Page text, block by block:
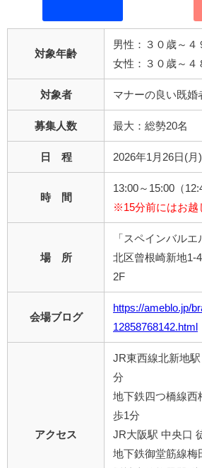
対象年齢
男性：３０歳～４
女性：３０歳～４
対象者 マナーの良い既婚
募集人数 最大：総勢20名
日 程 2026年1月26日(月)
時 間
13:00～15:00（
※15分前にはお越
場 所
「スペインバルエ
北区曾根崎新地1-
2F
会場ブログ
https://ameblo.jp/
12858768142.html
アクセス
JR東西線北新地
分
地下鉄四つ橋線西
歩1分
JR大阪駅 中央口
地下鉄御堂筋線梅